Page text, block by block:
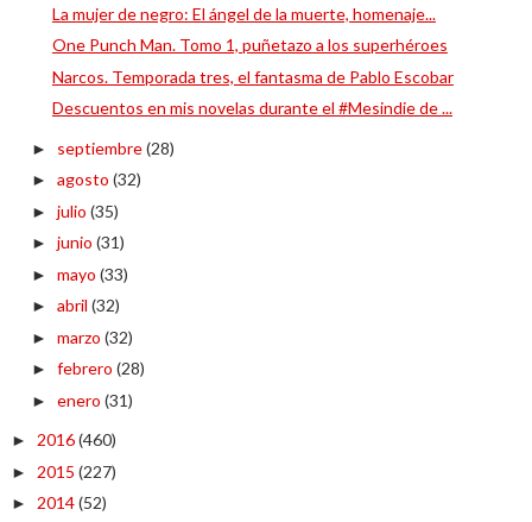
La mujer de negro: El ángel de la muerte, homenaje...
One Punch Man. Tomo 1, puñetazo a los superhéroes
Narcos. Temporada tres, el fantasma de Pablo Escobar
Descuentos en mis novelas durante el #Mesindie de ...
► septiembre(28)
► agosto (32)
► julio (35)
► junio (31)
► mayo (33)
► abril (32)
► marzo (32)
► febrero (28)
► enero (31)
► 2016(460)
► 2015 (227)
► 2014(52)